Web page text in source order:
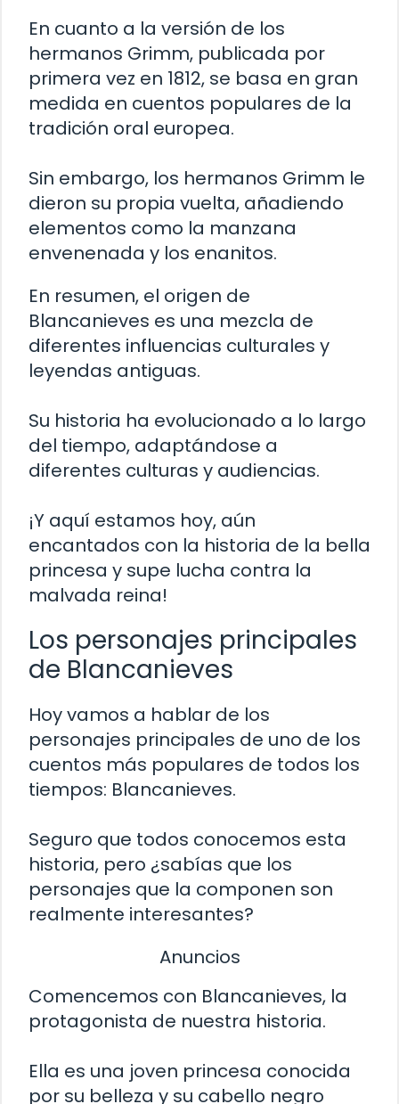
En cuanto a la versión de los
hermanos Grimm, publicada por
primera vez en 1812, se basa en gran
medida en cuentos populares de la
tradición oral europea.
Sin embargo, los hermanos Grimm le
dieron su propia vuelta, añadiendo
elementos como la manzana
envenenada y los enanitos.
En resumen, el origen de
Blancanieves es una mezcla de
diferentes influencias culturales y
leyendas antiguas.
Su historia ha evolucionado a lo largo
del tiempo, adaptándose a
diferentes culturas y audiencias.
¡Y aquí estamos hoy, aún
encantados con la historia de la bella
princesa y supe lucha contra la
malvada reina!
Los personajes principales
de Blancanieves
Hoy vamos a hablar de los
personajes principales de uno de los
cuentos más populares de todos los
tiempos: Blancanieves.
Seguro que todos conocemos esta
historia, pero ¿sabías que los
personajes que la componen son
realmente interesantes?
Anuncios
Comencemos con Blancanieves, la
protagonista de nuestra historia.
Ella es una joven princesa conocida
por su belleza y su cabello negro